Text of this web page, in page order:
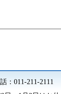
：011-211-2111